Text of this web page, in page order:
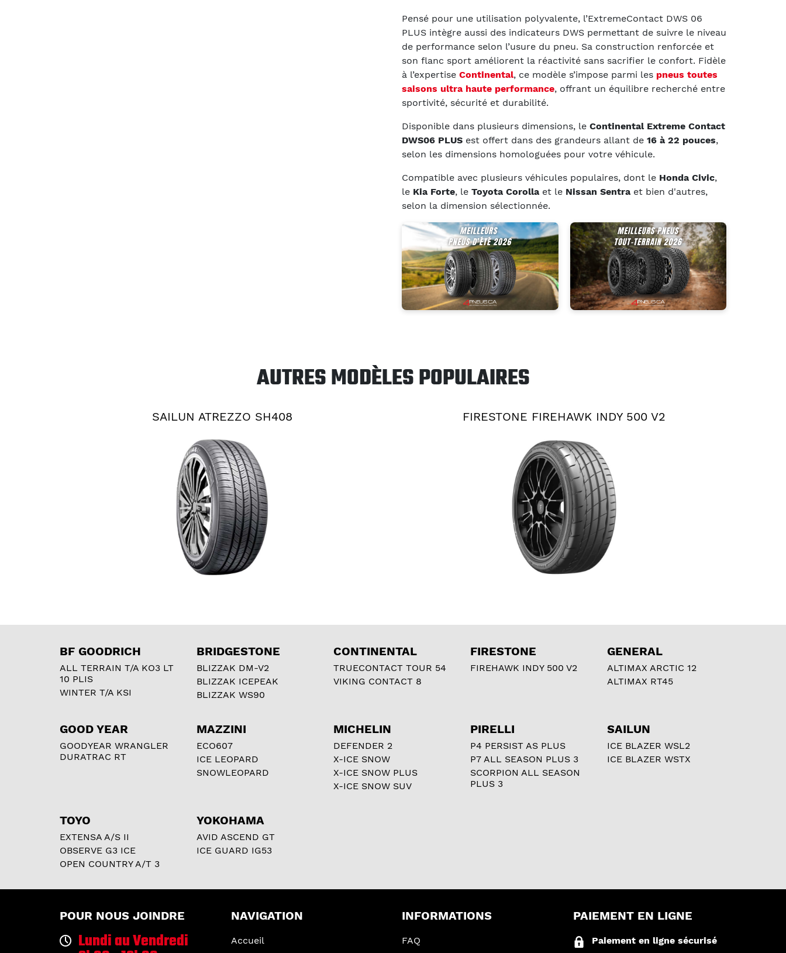
Pensé pour une utilisation polyvalente, l’ExtremeContact DWS 06
PLUS intègre aussi des indicateurs DWS permettant de suivre le niveau
de performance selon l’usure du pneu. Sa construction renforcée et
son flanc sport améliorent la réactivité sans sacrifier le confort. Fidèle
à l’expertise Continental, ce modèle s’impose parmi les pneus toutes
saisons ultra haute performance, offrant un équilibre recherché entre
sportivité, sécurité et durabilité.
Disponible dans plusieurs dimensions, le Continental Extreme Contact
DWS06 PLUS est offert dans des grandeurs allant de 16 à 22 pouces,
selon les dimensions homologuées pour votre véhicule.
Compatible avec plusieurs véhicules populaires, dont le Honda Civic,
le Kia Forte, le Toyota Corollaet le Nissan Sentraet bien d'autres,
selon la dimension sélectionnée.
AUTRES MODÈLES POPULAIRES
SAILUN ATREZZO SH408 FIRESTONE FIREHAWK INDY 500 V2
BF GOODRICH
ALL TERRAIN T/A KO3 LT
10 PLIS
WINTER T/A KSI
BRIDGESTONE
BLIZZAK DM-V2
BLIZZAK ICEPEAK
BLIZZAK WS90
CONTINENTAL
TRUECONTACT TOUR 54
VIKING CONTACT 8
FIRESTONE
FIREHAWK INDY 500 V2
GENERAL
ALTIMAX ARCTIC 12
ALTIMAX RT45
GOOD YEAR
GOODYEAR WRANGLER
DURATRAC RT
MAZZINI
ECO607
ICE LEOPARD
SNOWLEOPARD
MICHELIN
DEFENDER 2
X-ICE SNOW
X-ICE SNOW PLUS
X-ICE SNOW SUV
PIRELLI
P4 PERSIST AS PLUS
P7 ALL SEASON PLUS 3
SCORPION ALL SEASON
PLUS 3
SAILUN
ICE BLAZER WSL2
ICE BLAZER WSTX
TOYO
EXTENSA A/S II
OBSERVE G3 ICE
OPEN COUNTRY A/T 3
YOKOHAMA
AVID ASCEND GT
ICE GUARD IG53
POUR NOUS JOINDRE
Lundi au Vendredi
NAVIGATION
Accueil
INFORMATIONS
FAQ
PAIEMENT EN LIGNE
Paiement en ligne sécurisé